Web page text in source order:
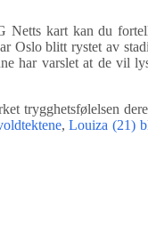
Netts kart kan du
Oslo blitt rystet av
har varslet at de vil
trygghetsfølelsen
,Louiza (21)